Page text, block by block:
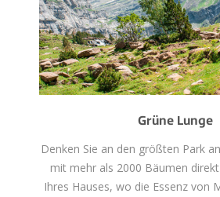
Grüne Lunge
Denken Sie an den größten Park
mit mehr als 2000 Bäumen
Ihres Hauses, wo die Essenz von